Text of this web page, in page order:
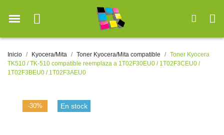
Inicio Kyocera/Mita Toner Kyocera/Mita compatible
Toner Kyocera
TK510 / TK-510 compatible reemplaza a 1T02F30EU0 / 1T02F3CEU0 /
1T02F3BEU0 / 1T02F3AEU0
-30% En stock